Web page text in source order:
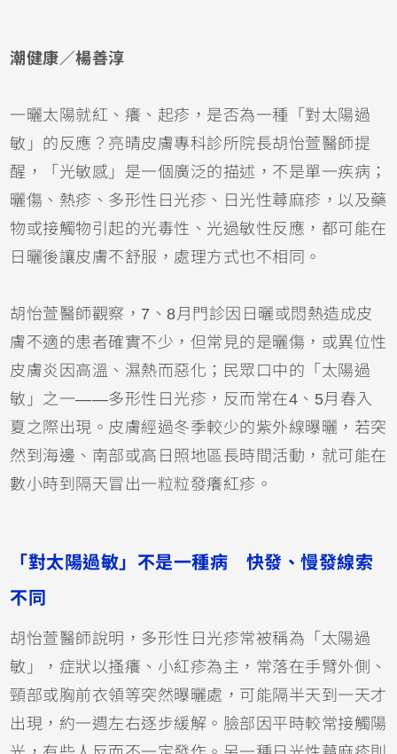
潮健康／楊善淳
一曬太陽就紅、癢、起疹，是否為一種「對太陽過
敏」的反應？亮晴皮膚專科診所院長胡怡萱醫師提
醒，「光敏感」是一個廣泛的描述，不是單一疾病；
曬傷 、熱疹、多形性日光疹、日光性蕁麻疹 ，以及藥
物或接觸物引起的光毒性、光過敏性反應，都可能在
日曬後讓皮膚不舒服，處理方式也不相同。
胡怡萱醫師觀察，7、8月門診因日曬或悶熱造成皮
膚不適的患者確實不少，但常見的是曬傷，或異位性
皮膚炎 因高溫、濕熱而惡化；民眾口中的「太陽過
敏」之一——多形性日光疹，反而常在4、5月春入
夏之際出現。皮膚經過冬季較少的紫外線曝曬，若突
然到海邊、南部或高日照地區長時間活動，就可能在
數小時到隔天冒出一粒粒發癢紅疹。
「對太陽過敏」不是一種病 快發、慢發線索
不同
胡怡萱醫師說明，多形性日光疹常被稱為「太陽過
敏」，症狀以搔癢、小紅疹為主，常落在手臂外側、
頸部或胸前衣領等突然曝曬處，可能隔半天到一天才
出現，約一週左右逐步緩解。臉部因平時較常接觸陽